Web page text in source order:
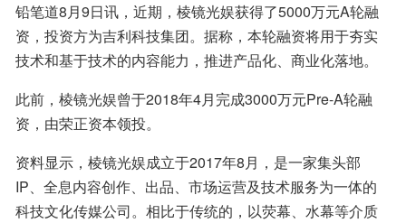
铅笔道8月9日讯，近期，棱镜光娱获得了5000万元A轮融
资，投资方为吉利科技集团。据称，本轮融资将用于夯实
技术和基于技术的内容能力，推进产品化、商业化落地。
此前，棱镜光娱曾于2018年4月完成3000万元Pre-A轮融
资，由荣正资本领投。
资料显示，棱镜光娱成立于2017年8月，是一家集头部
IP、全息内容创作、出品、市场运营及技术服务为一体的
科技文化传媒公司。相比于传统的，以荧幕、水幕等介质